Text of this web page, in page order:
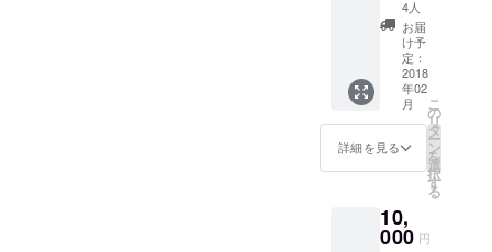
4人
お届
け予
定：
2018
年02
月
詳細を見る
こ
の
リ
タ
ー
ン
を
選
択
す
る
10,
000 円